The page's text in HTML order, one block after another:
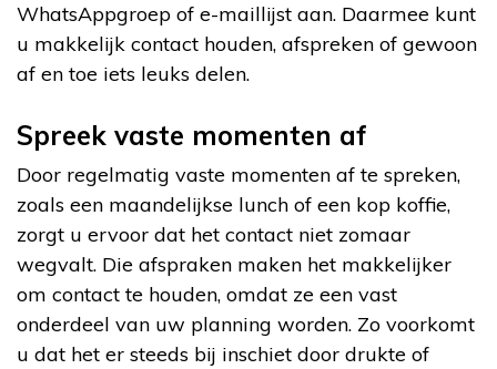
WhatsAppgroep of e-maillijst aan. Daarmee kunt
u makkelijk contact houden, afspreken of gewoon
af en toe iets leuks delen.
Spreek vaste momenten af
Door regelmatig vaste momenten af te spreken,
zoals een maandelijkse lunch of een kop koffie,
zorgt u ervoor dat het contact niet zomaar
wegvalt. Die afspraken maken het makkelijker
om contact te houden, omdat ze een vast
onderdeel van uw planning worden. Zo voorkomt
u dat het er steeds bij inschiet door drukte of